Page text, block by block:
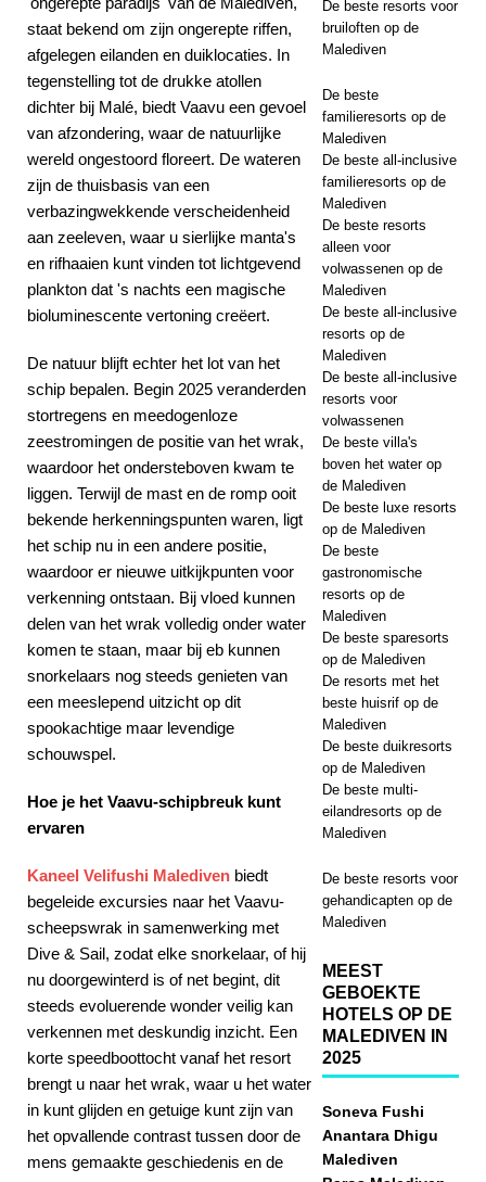
staat bekend om zijn ongerepte riffen,
afgelegen eilanden en duiklocaties. In
tegenstelling tot de drukke atollen
dichter bij Malé, biedt Vaavu een gevoel
van afzondering, waar de natuurlijke
wereld ongestoord floreert. De wateren
zijn de thuisbasis van een
verbazingwekkende verscheidenheid
aan zeeleven, waar u sierlijke manta's
en rifhaaien kunt vinden tot lichtgevend
plankton dat 's nachts een magische
bioluminescente vertoning creëert.
De natuur blijft echter het lot van het
schip bepalen. Begin 2025 veranderden
stortregens en meedogenloze
zeestromingen de positie van het wrak,
waardoor het ondersteboven kwam te
liggen. Terwijl de mast en de romp ooit
bekende herkenningspunten waren, ligt
het schip nu in een andere positie,
waardoor er nieuwe uitkijkpunten voor
verkenning ontstaan. Bij vloed kunnen
delen van het wrak volledig onder water
komen te staan, maar bij eb kunnen
snorkelaars nog steeds genieten van
een meeslepend uitzicht op dit
spookachtige maar levendige
schouwspel.
Hoe je het Vaavu-schipbreuk kunt
ervaren
Kaneel Velifushi Malediven biedt
begeleide excursies naar het Vaavu-
scheepswrak in samenwerking met
Dive & Sail, zodat elke snorkelaar, of hij
nu doorgewinterd is of net begint, dit
steeds evoluerende wonder veilig kan
verkennen met deskundig inzicht. Een
korte speedboottocht vanaf het resort
brengt u naar het wrak, waar u het water
in kunt glijden en getuige kunt zijn van
het opvallende contrast tussen door de
mens gemaakte geschiedenis en de
De beste resorts voor
bruiloften op de
Malediven
De beste
familieresorts op de
Malediven
De beste all-inclusive
familieresorts op de
Malediven
De beste resorts
alleen voor
volwassenen op de
Malediven
De beste all-inclusive
resorts op de
Malediven
De beste all-inclusive
resorts voor
volwassenen
De beste villa's
boven het water op
de Malediven
De beste luxe resorts
op de Malediven
De beste
gastronomische
resorts op de
Malediven
De beste sparesorts
op de Malediven
De resorts met het
beste huisrif op de
Malediven
De beste duikresorts
op de Malediven
De beste multi-
eilandresorts op de
Malediven
De beste resorts voor
gehandicapten op de
Malediven
MEEST
GEBOEKTE
HOTELS OP DE
MALEDIVEN IN
2025
Soneva Fushi
Anantara Dhigu
Malediven